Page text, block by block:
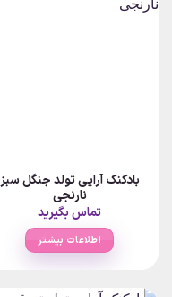
بادکنک آرایی تولد جنگل سبز
نارنجی
تماس بگیرید
اطلاعات بیشتر